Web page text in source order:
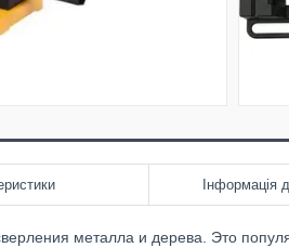
Інформація
металла и дерева. Это